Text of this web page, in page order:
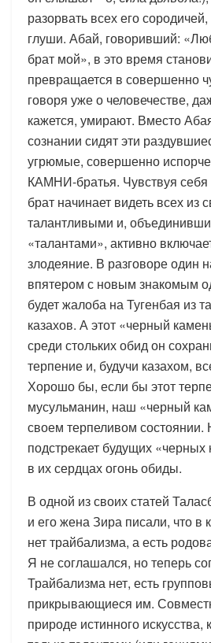
разорвать всех его
глуши. Абай, говоривший:
брат мой», в это время
превращается в совершенно
говоря уже о человечестве,
кажется, умирают. Вместо
сознании сидят эти
угрюмые, совершенно
КАМНИ-братья. Чувствуя
брат начинает видеть всех из
талантливыми и,
«талантами», активно
злодеяние. В разговоре один
впятером с новым знакомым
будет жалоба на Тугенбая из
казахов. А этот «черный
среди стольких обид он
терпение и, будучи казахом,
Хорошо бы, если бы этот
мусульманин, наш «черный
своем терпеливом состоянии.
подстрекает будущих
в их сердцах огонь обиды.
В одной из своих статей
и его жена Зира писали, что в
нет трайбализма, а есть
Я не соглашался, но теперь
Трайбализма нет, есть
прикрывающиеся им.
природе истинного искусства,